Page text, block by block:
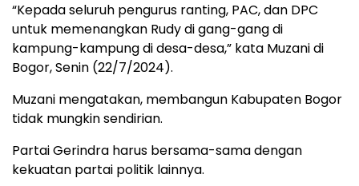
“Kepada seluruh pengurus ranting, PAC, dan DPC
untuk memenangkan Rudy di gang-gang di
kampung-kampung di desa-desa,” kata Muzani di
Bogor, Senin (22/7/2024).
Muzani mengatakan, membangun Kabupaten Bogor
tidak mungkin sendirian.
Partai Gerindra harus bersama-sama dengan
kekuatan partai politik lainnya.